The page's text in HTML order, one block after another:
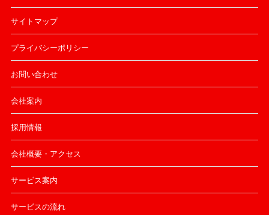
サイトマップ
プライバシーポリシー
お問い合わせ
会社案内
採用情報
会社概要・アクセス
サービス案内
サービスの流れ